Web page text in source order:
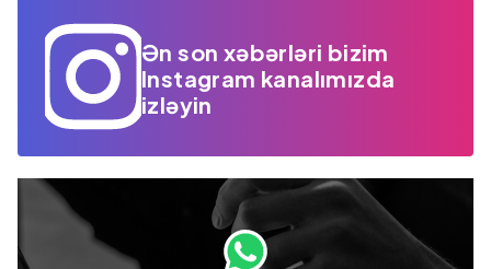
Ən son xəbərləri bizim
Instagram kanalımızda
izləyin